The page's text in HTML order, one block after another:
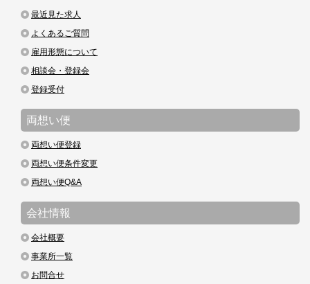
最近見た求人
よくあるご質問
雇用形態について
相談会・登録会
登録受付
両想い便
両想い便登録
両想い便条件変更
両想い便Q&A
会社情報
会社概要
事業所一覧
お問合せ